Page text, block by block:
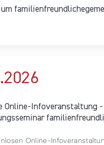
2026
Online-Infoveranstaltung -
Online-